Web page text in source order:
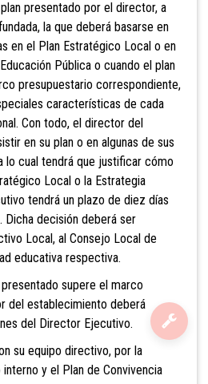
presentado por el director, a
la que deberá basarse en
en el Plan Estratégico Local o en
Pública o cuando el plan
presupuestario correspondiente,
características de cada
Con todo, el director del
en su plan o en algunas de sus
lo cual tendrá que justificar cómo
Local o la Estrategia
tendrá un plazo de diez días
Dicha decisión deberá ser
Local, al Consejo Local de
educativa respectiva.
supere el marco
del establecimiento deberá
del Director Ejecutivo.
su equipo directivo, por la
y el Plan de Convivencia